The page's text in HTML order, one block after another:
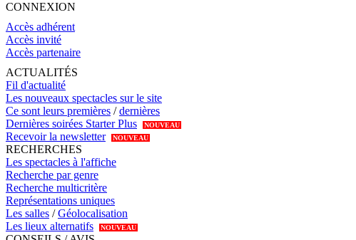
CONNEXION
Accès adhérent
Accès invité
Accès partenaire
ACTUALITÉS
Fil d'actualité
Les nouveaux spectacles sur le site
Ce sont leurs premières /dernières
Dernières soirées Starter Plus
NOUVEAU
Recevoir la newsletter NOUVEAU
RECHERCHES
Les spectacles à l'affiche
Recherche par genre
Recherche multicritère
Représentations uniques
Les salles /Géolocalisation
Les lieux alternatifs
NOUVEAU